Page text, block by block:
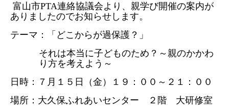
富山市PTA連絡協議会より、親学び開催の案内が
ありましたのでお知らせします。
テーマ：「どこからが過保護？」
それは本当に子どものため？～親のかかわ
り方を考えよう～
日時：７月１５日（金）１９：００～２１：００
場所：大久保ふれあいセンター ２階 大研修室